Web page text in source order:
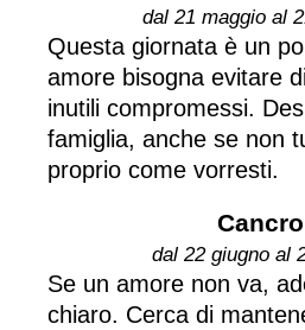
dal 21 maggio al
Questa giornata è un
amore bisogna evitare
inutili compromessi.
famiglia, anche se non
proprio come vorresti.
Cancro
dal 22 giugno al
Se un amore non va,
chiaro. Cerca di